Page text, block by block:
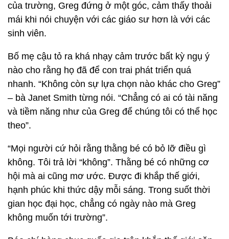
của trường, Greg đứng ở một góc, cảm thấy thoải
mái khi nói chuyện với các giáo sư hơn là với các
sinh viên.
Bố mẹ cậu tỏ ra khá nhạy cảm trước bất kỳ ngụ ý
nào cho rằng họ đã để con trai phát triển quá
nhanh. “Không còn sự lựa chọn nào khác cho Greg”
– bà Janet Smith từng nói. “Chẳng có ai có tài năng
và tiềm năng như của Greg để chúng tôi có thể học
theo”.
“Mọi người cứ hỏi rằng thằng bé có bỏ lỡ điều gì
không. Tôi trả lời “không”. Thằng bé có những cơ
hội mà ai cũng mơ ước. Được đi khắp thế giới,
hạnh phúc khi thức dậy mỗi sáng. Trong suốt thời
gian học đại học, chẳng có ngày nào mà Greg
không muốn tới trường”.